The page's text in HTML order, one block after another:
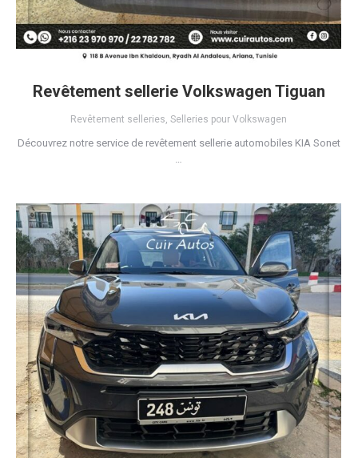
Revêtement sellerie Volkswagen Tiguan
Revêtement selleries, Selleries pour Volkswagen
Découvrez notre service de revêtement sellerie automobiles KIA Sonet
…